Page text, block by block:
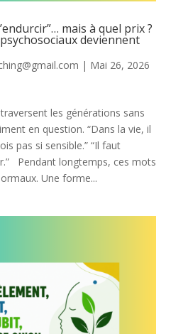
mais à quel prix ?
deviennent
| Mai 26, 2026
les générations sans
en question. “Dans la vie, il
pas si sensible.” “Il faut
Pendant longtemps, ces mots
Une forme...